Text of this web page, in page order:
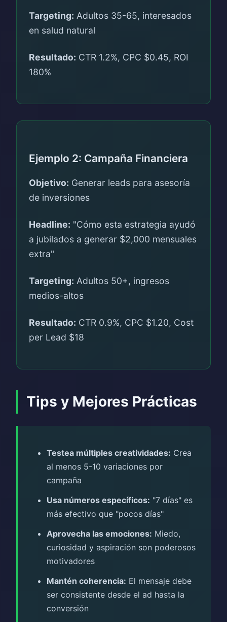
Targeting: Adultos 35-65, interesados
en salud natural
Resultado: CTR 1.2%, CPC $0.45, ROI
180%
Ejemplo 2: Campaña Financiera
Objetivo: Generar leads para asesoría
de inversiones
Headline: "Cómo esta estrategia ayudó
a jubilados a generar $2,000 mensuales
extra"
Targeting: Adultos 50+, ingresos
medios-altos
Resultado: CTR 0.9%, CPC $1.20, Cost
per Lead $18
Tips y Mejores Prácticas
Testea múltiples creatividades: Crea
al menos 5-10 variaciones por
campaña
Usa números específicos: "7 días" es
más efectivo que "pocos días"
Aprovecha las emociones: Miedo,
curiosidad y aspiración son poderosos
motivadores
Mantén coherencia: El mensaje debe
ser consistente desde el ad hasta la
conversión